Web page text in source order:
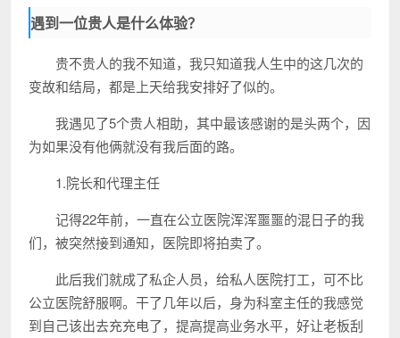
遇到一位贵人是什么体验？
贵不贵人的我不知道，我只知道我人生中的这几次的
变故和结局，都是上天给我安排好了似的。
我遇见了5个贵人相助，其中最该感谢的是头两个，因
为如果没有他俩就没有我后面的路。
1.院长和代理主任
记得22年前，一直在公立医院浑浑噩噩的混日子的我
们，被突然接到通知，医院即将拍卖了。
此后我们就成了私企人员，给私人医院打工，可不比
公立医院舒服啊。干了几年以后，身为科室主任的我感觉
到自己该出去充充电了，提高提高业务水平，好让老板刮